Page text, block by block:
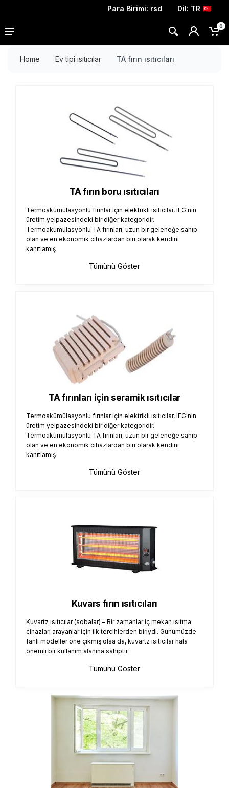
Para Birimi: rsd Dil: TR
0
Home Ev tipi ısıtıcılar TA fırın ısıtıcıları
TA fırın boru ısıtıcıları
Termoakümülasyonlu fırınlar için elektrikli ısıtıcılar, IEG'nin
üretim yelpazesindeki bir diğer kategoridir.
Termoakümülasyonlu TA fırınları, uzun bir geleneğe sahip
olan ve en ekonomik cihazlardan biri olarak kendini
kanıtlamış
Tümünü Göster
TA fırınları için seramik ısıtıcılar
Termoakümülasyonlu fırınlar için elektrikli ısıtıcılar, IEG'nin
üretim yelpazesindeki bir diğer kategoridir.
Termoakümülasyonlu TA fırınları, uzun bir geleneğe sahip
olan ve en ekonomik cihazlardan biri olarak kendini
kanıtlamış
Tümünü Göster
Kuvars fırın ısıtıcıları
Kuvartz ısıtıcılar (sobalar) – Bir zamanlar iç mekan ısıtma
cihazları arayanlar için ilk tercihlerden biriydi. Günümüzde
fanlı modeller öne çıkmış olsa da, kuvartz ısıtıcılar hala
önemli bir kullanım alanına sahiptir.
Tümünü Göster